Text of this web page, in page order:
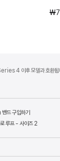
4 이후 모델과 호환됩
드 구입하기
루프 - 사이즈 2